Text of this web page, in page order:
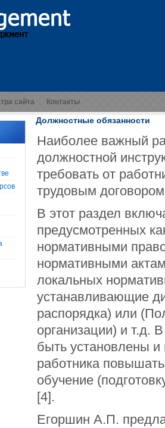
сайта Контакты
Должностные обязанности
Наиболее важный
должностной
требовать от
трудовым
В этот раздел
предусмотренных
нормативными
нормативными
локальных
устанавливающие
распорядка) или
организации) и т.д.
быть установлены
работника
обучение
[4].
Егоршин А.П.